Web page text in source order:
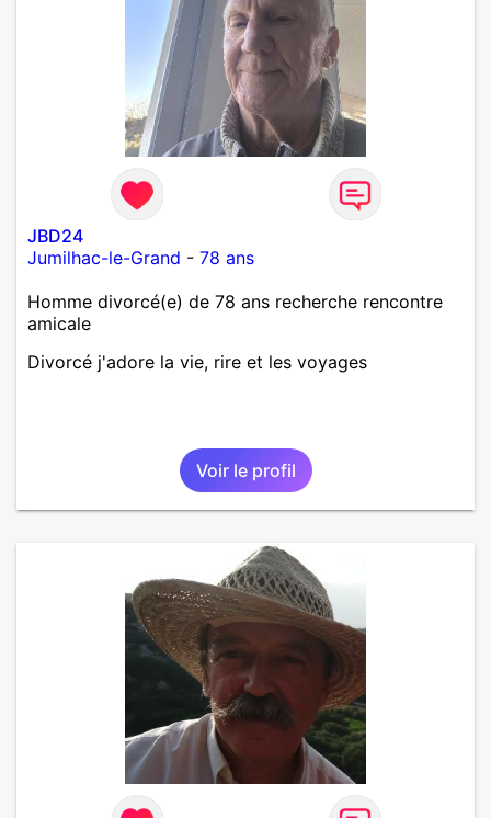
JBD24
Jumilhac-le-Grand - 78 ans
Homme divorcé(e) de 78 ans recherche rencontre
amicale
Divorcé j'adore la vie, rire et les voyages
Voir le profil